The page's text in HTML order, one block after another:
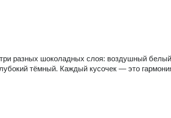
три разных шоколадных слоя: воздушный
тёмный. Каждый кусочек — это